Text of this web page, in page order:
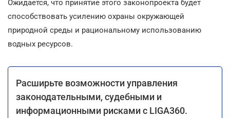
Ожидается, что принятие этого законопроекта будет
способствовать усилению охраны окружающей
природной среды и рациональному использованию
водных ресурсов.
Расширьте возможности управления
законодательными, судебными и
информационными рисками с LIGA360.